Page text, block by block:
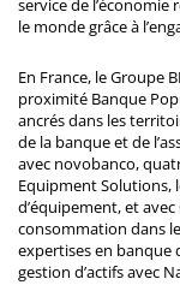
service de l’économie
le monde grâce à
En France, le Groupe
proximité Banque
ancrés dans les
de la banque et de
avec novobanco,
Equipment Solutions,
d’équipement, et
consommation dans
expertises en banque
gestion d’actifs avec